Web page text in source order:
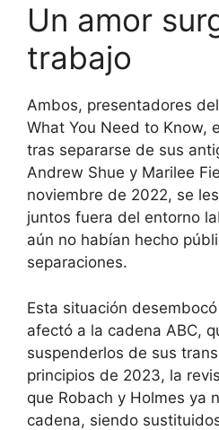
Un amor
trabajo
Ambos, presentadores
What You Need to Know,
tras separarse de sus
Andrew Shue y Marilee
noviembre de 2022, se
juntos fuera del entorno
aún no habían hecho
separaciones.
Esta situación
afectó a la cadena ABC,
suspenderlos de sus
principios de 2023, la
que Robach y Holmes ya
cadena, siendo